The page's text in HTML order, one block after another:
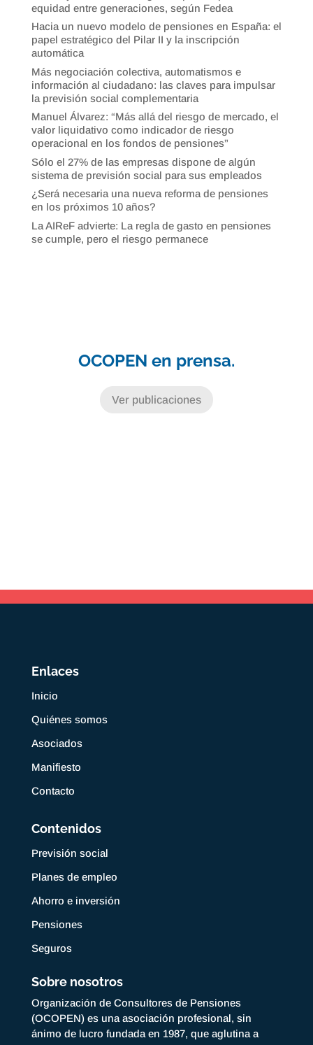
equidad entre generaciones, según Fedea
Hacia un nuevo modelo de pensiones en España: el
papel estratégico del Pilar II y la inscripción
automática
Más negociación colectiva, automatismos e
información al ciudadano: las claves para impulsar
la previsión social complementaria
Manuel Álvarez: “Más allá del riesgo de mercado, el
valor liquidativo como indicador de riesgo
operacional en los fondos de pensiones”
Sólo el 27% de las empresas dispone de algún
sistema de previsión social para sus empleados
¿Será necesaria una nueva reforma de pensiones
en los próximos 10 años?
La AIReF advierte: La regla de gasto en pensiones
se cumple, pero el riesgo permanece
OCOPEN en prensa.
Ver publicaciones
Enlaces
Inicio
Quiénes somos
Asociados
Manifiesto
Contacto
Contenidos
Previsión social
Planes de empleo
Ahorro e inversión
Pensiones
Seguros
Sobre nosotros
Organización de Consultores de Pensiones
(OCOPEN) es una asociación profesional, sin
ánimo de lucro fundada en 1987, que aglutina a